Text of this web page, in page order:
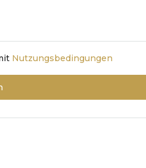
Nutzungsbedingungen